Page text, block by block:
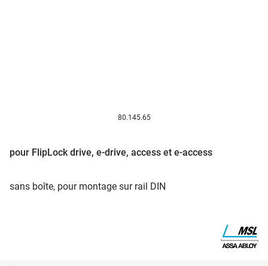
80.145.65
pour FlipLock drive, e-drive, access et e-access
sans boîte, pour montage sur rail DIN